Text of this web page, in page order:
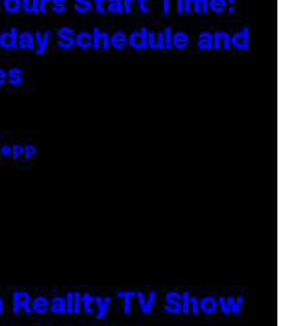
Schedule and
Reality TV Show